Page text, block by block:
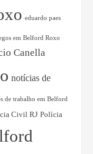
eduardo paes
em Belford Roxo
Canella
notícias de
de trabalho em Belford
Civil RJ Polícia